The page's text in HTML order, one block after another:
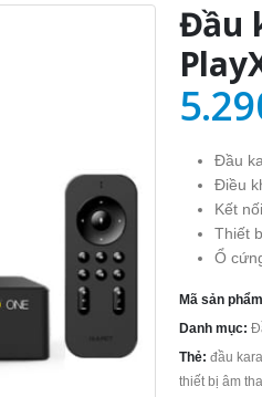
Đầu
Đầu
Điều
Kết
Thiết
Ổ
Mã sản
Danh mục:
Thẻ: đầu
thiết bị âm